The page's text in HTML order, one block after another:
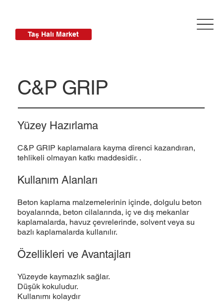
Taş Halı Market
C&P GRIP
Yüzey Hazırlama
C&P GRIP kaplamalara kayma direnci kazandıran,
tehlikeli olmayan katkı maddesidir. .
Kullanım Alanları
Beton kaplama malzemelerinin içinde, dolgulu beton
boyalarında, beton cilalarında, iç ve dış mekanlar
kaplamalarda, havuz çevrelerinde, solvent veya su
bazlı kaplamalarda kullanılır.
Özellikleri ve Avantajları
Yüzeyde kaymazlık sağlar.
Düşük kokuludur.
Kullanımı kolaydır